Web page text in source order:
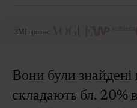
ЗМІ про нас:
Вони були знайдені
складають бл. 20%